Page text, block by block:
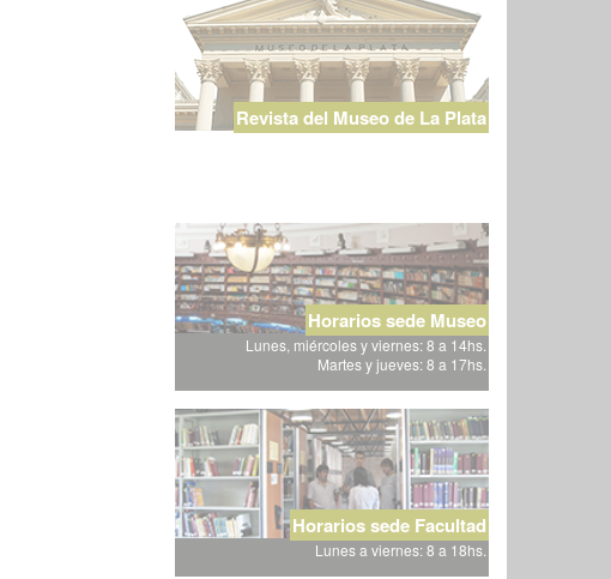
Revista del Museo de La Plata
Horarios sede Museo
Lunes, miércoles y viernes: 8 a 14hs.
Martes y jueves: 8 a 17hs.
Horarios sede Facultad
Lunes a viernes: 8 a 18hs.